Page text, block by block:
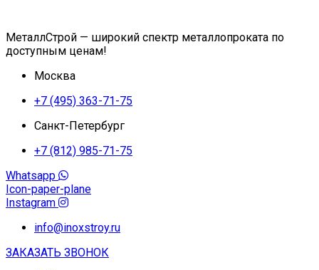
МеталлСтрой — широкий спектр металлопроката по
доступным ценам!
Москва
+7 (495) 363-71-75
Санкт-Петербург
+7 (812) 985-71-75
Whatsapp
Icon-paper-plane
Instagram
info@inoxstroy.ru
ЗАКАЗАТЬ ЗВОНОК